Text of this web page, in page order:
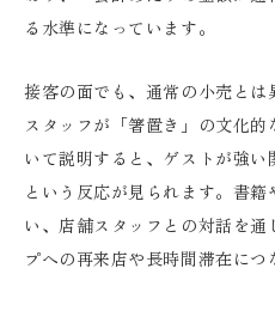
る水準になっています。
接客の面でも、通常の小売とは
スタッフが「箸置き」の文化
いて説明すると、ゲストが強
という反応が見られます。書
い、店舗スタッフとの対話を
プへの再来店や長時間滞在につ